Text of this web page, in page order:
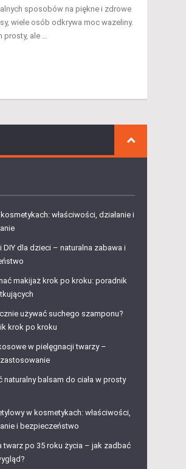
sposobów na piękne i zdrowe
wiele osób odkrywa moc wazeliny.
prosty, ale …
właściwości, działanie i
DIY dla dzieci – naturalna zabawa i
makijaż krok po kroku: poradnik
używać suchego szamponu?
krok po kroku
w pielęgnacji twarzy –
naturalny balsam do ciała w prosty
w kosmetykach: właściwości,
i bezpieczeństwo
twarz po 35 roku życia – jak zadbać